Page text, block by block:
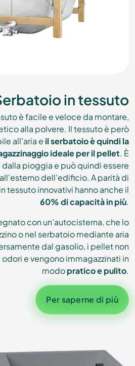
in tessuto
è facile e veloce da montare,
alla polvere. Il tessuto è però
all'aria e il serbatoio è quindi la
ideale per il pellet. È
pioggia e può quindi essere
dell'edificio. A parità di
tessuto innovativi hanno anche il
60% di capacità in più.
con un’autocisterna, che lo
o nel serbatoio mediante aria
dal gasolio, i pellet non
e vengono immagazzinati in
modopratico e pulito.
Per saperne di più